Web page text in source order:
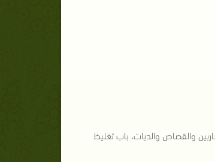
ومسلم: كتاب القسامة والمحاربين والقصاص والديات، باب تغليظ